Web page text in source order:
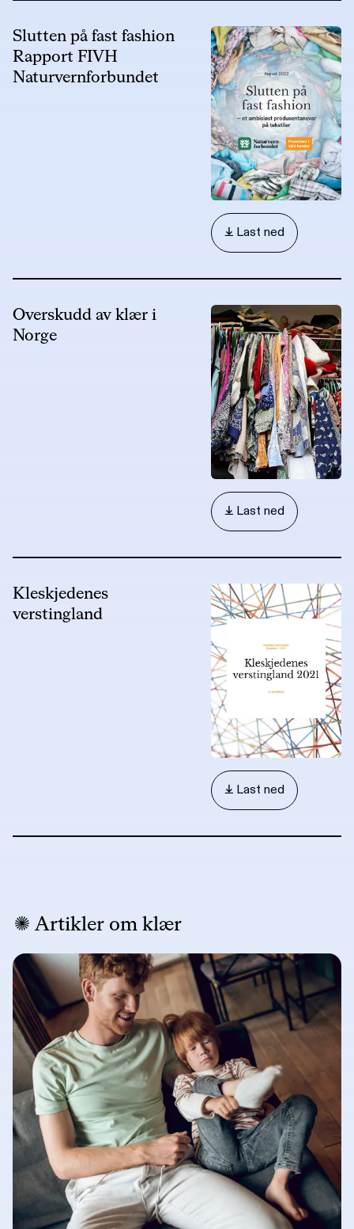
Slutten på fast fashion
Rapport FIVH
Naturvernforbundet
 Last ned
Overskudd av klær i
Norge
 Last ned
Kleskjedenes
verstingland
 Last ned
Artikler om klær